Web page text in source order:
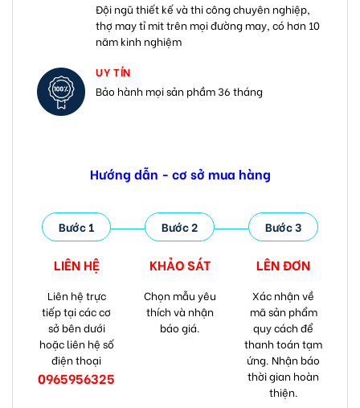
Đội ngũ thiết kế và thi công chuyên nghiệp,
thợ may tỉ mit trên mọi đường may, có hơn 10
năm kinh nghiệm
UY TÍN
Bảo hành mọi sản phầm 36 tháng
Hướng dẫn - cơ sở mua hàng
Bước 1
LIÊN HỆ
Liên hệ trực
tiếp tại các cơ
sở bên dưới
hoặc liên hệ số
điện thoại
0965956325
Bước 2
KHẢO SÁT
Chọn mẫu yêu
thích và nhận
báo giá.
Bước 3
LÊN ĐƠN
Xác nhận về
mã sản phẩm
quy cách để
thanh toán tạm
ứng. Nhận báo
thời gian hoàn
thiện.